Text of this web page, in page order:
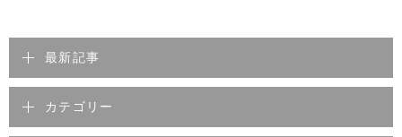
最新記事
カテゴリー